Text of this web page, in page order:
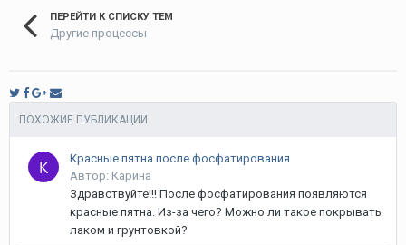
ПЕРЕЙТИ К СПИСКУ ТЕМ
Другие процессы
ПОХОЖИЕ ПУБЛИКАЦИИ
Красные пятна после фосфатирования
Автор: Карина
Здравствуйте!!! После фосфатирования появляются
красные пятна. Из-за чего? Можно ли такое покрывать
лаком и грунтовкой?